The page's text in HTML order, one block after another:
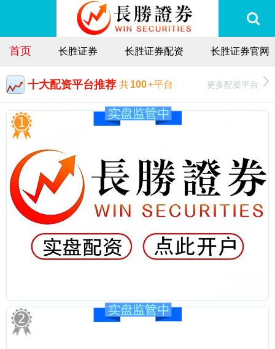
首页 长胜证券 长胜证券配资 长胜证券官网
十大配资平台推荐 共100+平台 更多配资平台